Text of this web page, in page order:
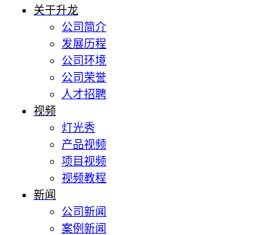
关于升龙
公司简介
发展历程
公司环境
公司荣誉
人才招聘
视频
灯光秀
产品视频
项目视频
视频教程
新闻
公司新闻
案例新闻